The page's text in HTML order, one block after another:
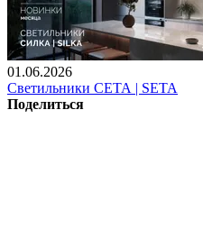
01.06.2026
Светильники СЕТА | SETA
Поделиться